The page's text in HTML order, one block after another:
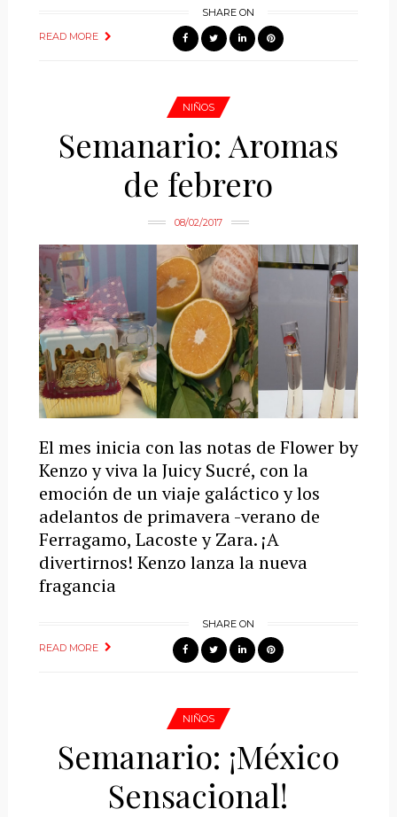
READ MORE
SHARE ON
NIÑOS
Semanario: Aromas
de febrero
08/02/2017
El mes inicia con las notas de Flower by
Kenzo y viva la Juicy Sucré, con la
emoción de un viaje galáctico y los
adelantos de primavera -verano de
Ferragamo, Lacoste y Zara. ¡A
divertirnos! Kenzo lanza la nueva
fragancia
READ MORE
SHARE ON
NIÑOS
Semanario: ¡México
Sensacional!